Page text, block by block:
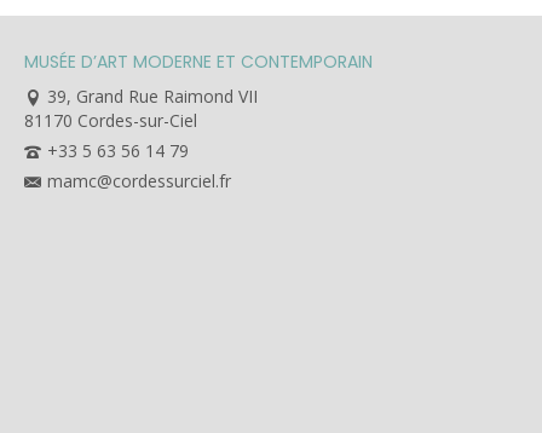
MUSÉE D’ART MODERNE ET CONTEMPORAIN
39, Grand Rue Raimond VII
81170 Cordes-sur-Ciel
+33 5 63 56 14 79
mamc@cordessurciel.fr